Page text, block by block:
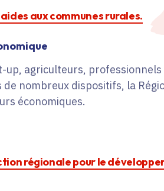
aux communes rurales.
agriculteurs, professionnels
nombreux dispositifs, la
économiques.
régionale pour le